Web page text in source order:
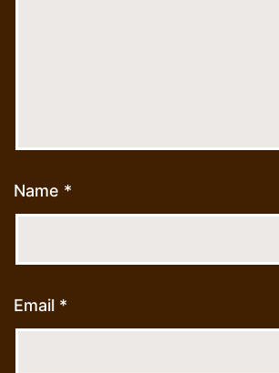
Name *
Email *